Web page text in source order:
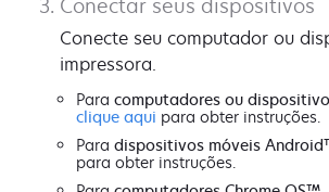
Conectar seus dispositivos
Conecte seu computador ou
impressora.
Para computadores ou
clique aqui para obter instruções.
Para dispositivos móveis
para obter instruções.